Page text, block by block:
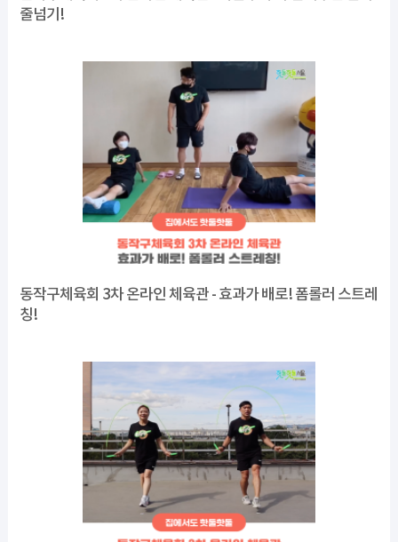
줄넘기!
동작구체육회 3차 온라인 체육관 - 효과가 배로! 폼롤러 스트레
칭!